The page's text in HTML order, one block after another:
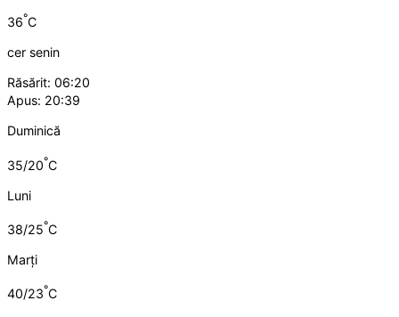
36°C
cer senin
Răsărit: 06:20
Apus: 20:39
Duminică
35/20°C
Luni
38/25°C
Marți
40/23°C